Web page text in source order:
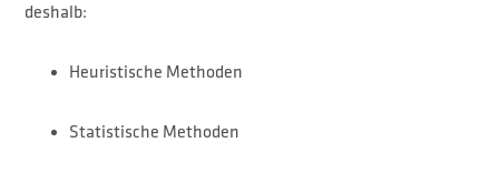
deshalb:
Heuristische Methoden
Statistische Methoden